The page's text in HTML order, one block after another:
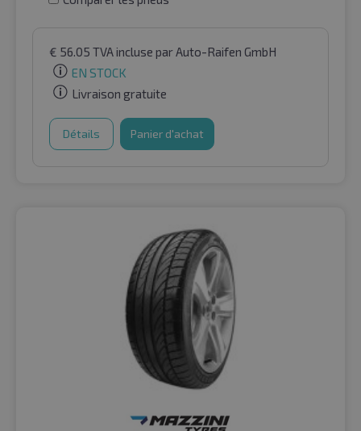
€ 56.05 TVA incluse par Auto-Raifen GmbH
EN STOCK
Livraison gratuite
Détails Panier d'achat